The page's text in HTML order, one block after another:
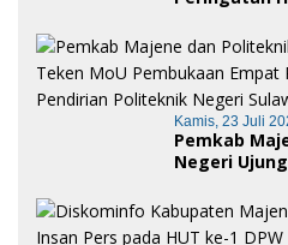
Kamis, 23 Juli
Pemkab
Negeri
Jadi Embrio
Negeri